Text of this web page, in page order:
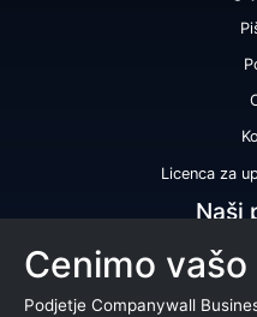
Licenca za
Naši
Cenimo
Podjetje Companywall